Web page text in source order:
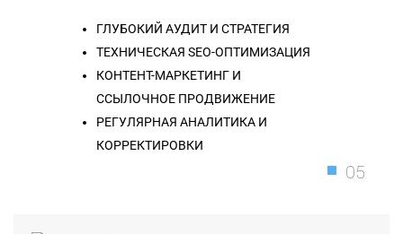
ГЛУБОКИЙ АУДИТ И СТРАТЕГИЯ
ТЕХНИЧЕСКАЯ SEO-ОПТИМИЗАЦИЯ
КОНТЕНТ-МАРКЕТИНГ И
ССЫЛОЧНОЕ ПРОДВИЖЕНИЕ
РЕГУЛЯРНАЯ АНАЛИТИКА И
КОРРЕКТИРОВКИ
05